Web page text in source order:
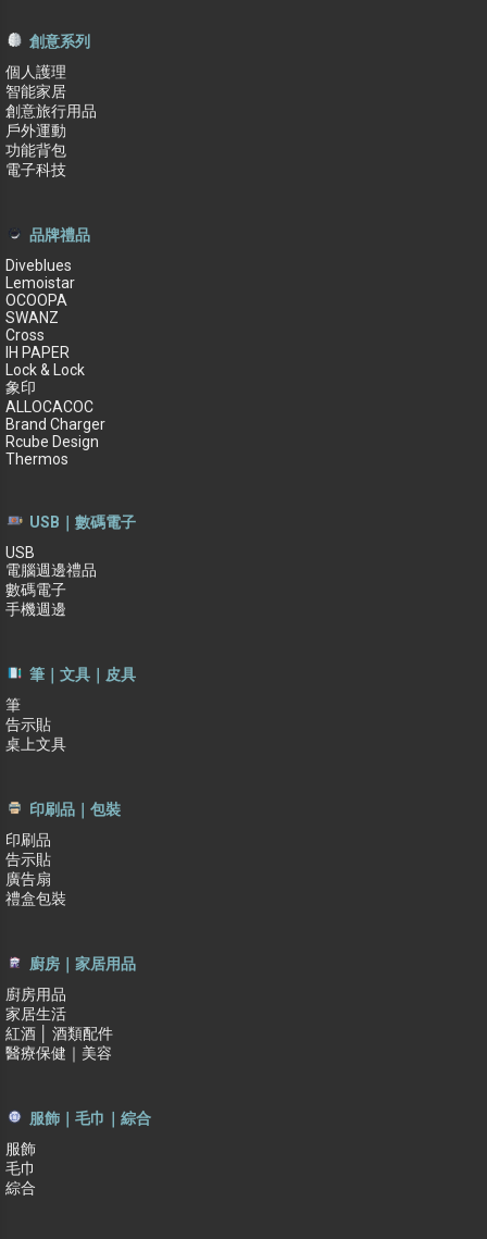
創意系列
個人護理
智能家居
創意旅行用品
戶外運動
功能背包
電子科技
品牌禮品
Diveblues
Lemoistar
OCOOPA
SWANZ
Cross
IH PAPER
Lock & Lock
象印
ALLOCACOC
Brand Charger
Rcube Design
Thermos
USB｜數碼電子
USB
電腦週邊禮品
數碼電子
手機週邊
筆｜文具｜皮具
筆
告示貼
桌上文具
印刷品｜包裝
印刷品
告示貼
廣告扇
禮盒包裝
廚房｜家居用品
廚房用品
家居生活
紅酒 │ 酒類配件
醫療保健｜美容
服飾｜毛巾｜綜合
服飾
毛巾
綜合